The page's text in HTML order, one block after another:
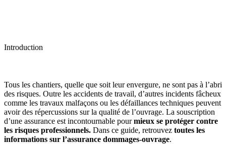
Introduction
Tous les chantiers, quelle que soit leur envergure, ne sont pas à l’abri
des risques. Outre les accidents de travail, d’autres incidents fâcheux
comme les travaux malfaçons ou les défaillances techniques peuvent
avoir des répercussions sur la qualité de l’ouvrage. La souscription
d’une assurance est incontournable pourmieux se protéger contre
les risques professionnels. Dans ce guide, retrouvez toutes les
informations sur l’assurance dommages-ouvrage.